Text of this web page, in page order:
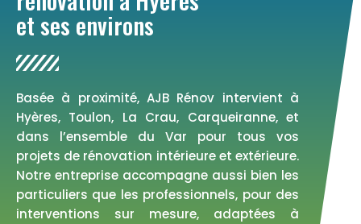
et ses environs
Basée à proximité, AJB Rénov intervient à
Hyères, Toulon, La Crau, Carqueiranne, et
dans l’ensemble du Var pour tous vos
projets de rénovation intérieure et extérieure.
Notre entreprise accompagne aussi bien les
particuliers que les professionnels, pour des
interventions sur mesure, adaptées à